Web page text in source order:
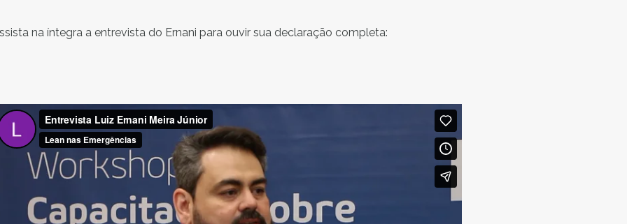
na íntegra a entrevista do Ernani para ouvir sua declaração completa: